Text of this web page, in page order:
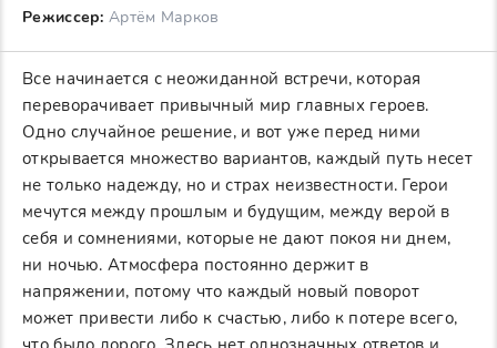
Режиссер: Артём Марков
Все начинается с неожиданной встречи, которая
переворачивает привычный мир главных героев.
Одно случайное решение, и вот уже перед ними
открывается множество вариантов, каждый путь несет
не только надежду, но и страх неизвестности. Герои
мечутся между прошлым и будущим, между верой в
себя и сомнениями, которые не дают покоя ни днем,
ни ночью. Атмосфера постоянно держит в
напряжении, потому что каждый новый поворот
может привести либо к счастью, либо к потере всего,